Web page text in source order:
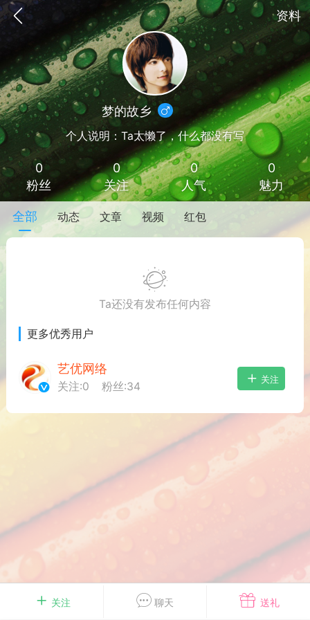
资料
问答 闲谈
排行
VIP 7
29 21:24
网盘下载
Laptop Go 2 i5/8/128 – Windows
关注 聊天 送礼
梦的故乡
个人说明：Ta太懒了，什么都没有写
0
粉丝
0
关注
0
人气
0
魅力
全部 动态 文章 视频 红包
Ta还没有发布任何内容
更多优秀用户
艺优网络
关注:0 粉丝:34
关注